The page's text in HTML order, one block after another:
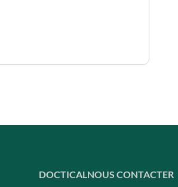
DOCTICALNOUS CONTACTER